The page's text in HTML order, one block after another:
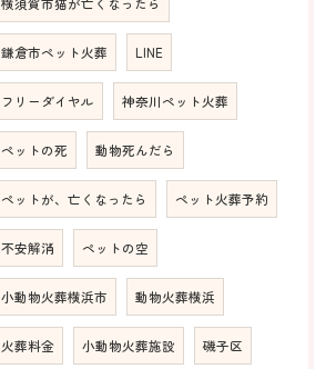
鎌倉市ペット火葬 LINE
フリーダイヤル 神奈川ペット火葬
ペットの死 動物死んだら
ペットが、亡くなったら ペット火葬予約
不安解消 ペットの空
小動物火葬横浜市 動物火葬横浜
火葬料金 小動物火葬施設 磯子区